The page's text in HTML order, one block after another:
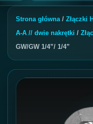
Strona główna/ Złączki
A-A // dwie nakrętki /
GW/GW 1/4”/ 1/4”